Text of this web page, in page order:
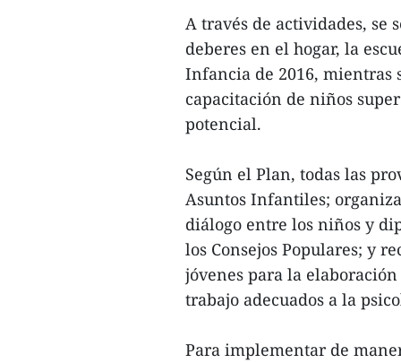
A través de actividades, se
deberes en el hogar, la
Infancia de 2016,
capacitación de niños
potencial.
Según el Plan, todas las
Asuntos Infantiles;
diálogo entre los niños y
los Consejos Populares; y
jóvenes para la
trabajo adecuados a la
Para implementar de